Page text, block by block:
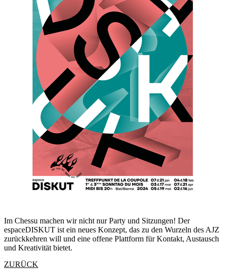
Im Chessu machen wir nicht nur Party und Sitzungen! Der
espaceDISKUT ist ein neues Konzept, das zu den Wurzeln des AJZ
zurückkehren will und eine offene Plattform für Kontakt, Austausch
und Kreativität bietet.
ZURÜCK